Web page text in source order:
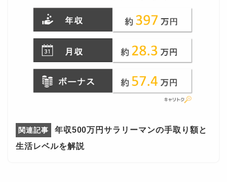
年収500万円サラリーマンの手取り額と
生活レベルを解説